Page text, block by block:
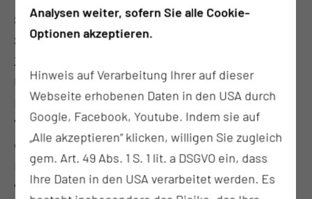
Speicheldrüsenerkrankungen können in dieser
Spezialsprechstunde näher abgeklärt werden. Im
Zentrum der Diagnostik steht die
Ultraschalluntersuchung der Speicheldrüsen, bei
Bedarf in Kombination mit anderen bildgebenden
Verfahren (MRT, CT). Bei vermuteten Erkrankungen
der Speichelgänge (z. B. bei Speichelsteinen) kann
Ihnen zu einer Speichelgangsendoskopie geraten
werden, bei der in gleicher Sitzung auch eine
Analysen weiter, sofern Sie alle Cookie-
Optionen akzeptieren.
Hinweis auf Verarbeitung Ihrer auf dieser
Webseite erhobenen Daten in den USA durch
Google, Facebook, Youtube. Indem sie auf
„Alle akzeptieren“ klicken, willigen Sie zugleich
gem. Art. 49 Abs. 1 S. 1 lit. a DSGVO ein, dass
Ihre Daten in den USA verarbeitet werden. Es